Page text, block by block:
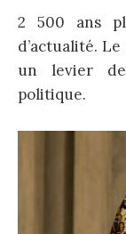
2 500 ans
d’actualité.
un levier
politique.